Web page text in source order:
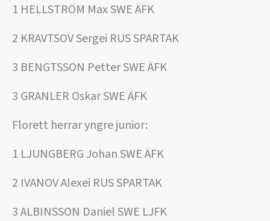
1 HELLSTRÖM Max SWE ÄFK
2 KRAVTSOV Sergei RUS SPARTAK
3 BENGTSSON Petter SWE ÄFK
3 GRANLER Oskar SWE ÄFK
Florett herrar yngre junior:
1 LJUNGBERG Johan SWE ÄFK
2 IVANOV Alexei RUS SPARTAK
3 ALBINSSON Daniel SWE LJFK